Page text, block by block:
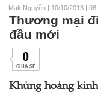
Mak Nguyễn | 10/10/2013 |
Thương mại
đầu mới
0
CHIA SẺ
Khủng hoảng